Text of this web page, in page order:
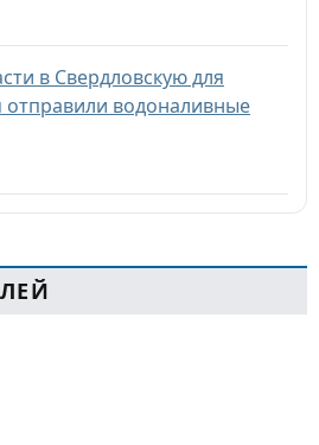
в Свердловскую для
водоналивные